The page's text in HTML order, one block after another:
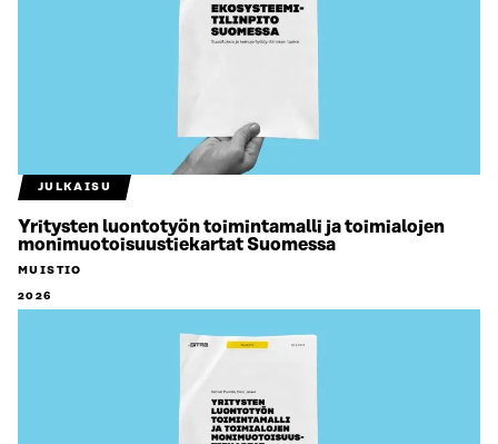
JULKAISU
Yritysten luontotyön toimintamalli ja toimialojen
monimuotoisuustiekartat Suomessa
MUISTIO
2026